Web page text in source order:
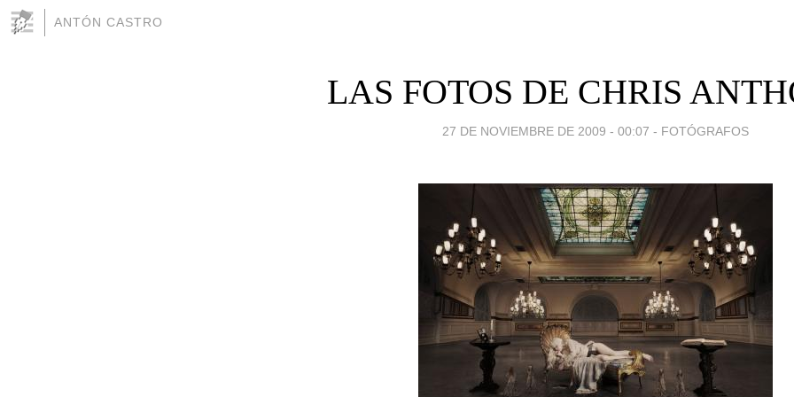
ANTÓN CASTRO
LAS FOTOS DE CHRIS
27 DE NOVIEMBRE DE 2009 - 00:07 - FOTÓGRAFOS